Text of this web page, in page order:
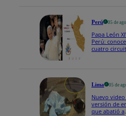
Perú 05 de
Papa León
Perú:
cuatro
Lima 05 de
Nuevo
versión de
que abatió a